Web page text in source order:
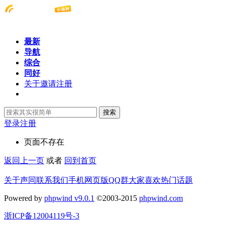
最新
导航
综合
同好
关于邀请注册
搜索
登录注册
页面不存在
返回上一页 或者 回到首页
关于声同联系我们手机网页版QQ群大家喜欢热门话题
Powered by phpwind v9.0.1 ©2003-2015 phpwind.com
浙ICP备12004119号-3